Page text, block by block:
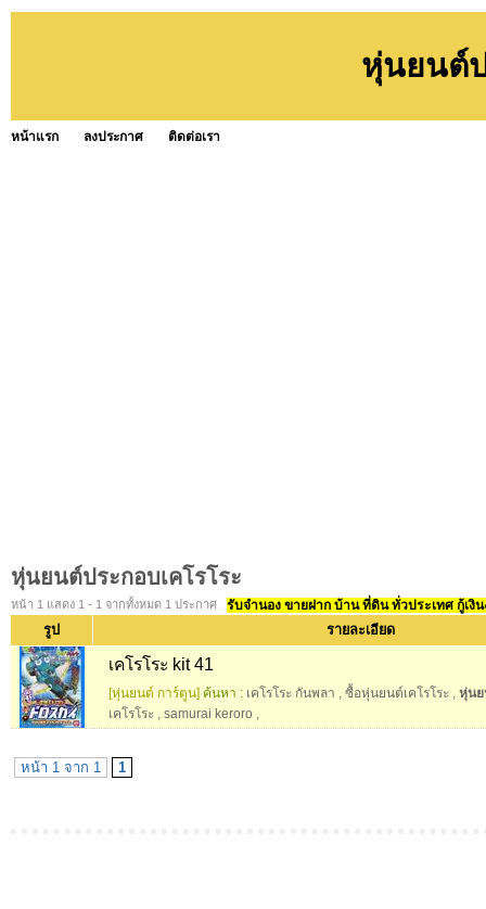
หุ่นยนต์ป
หน้าแรก ลงประกาศ ติดต่อเรา
หุ่นยนต์ประกอบเคโรโระ
หน้า 1 แสดง 1 - 1 จากทั้งหมด 1 ประกาศ รับจำนอง ขายฝาก บ้าน ที่ดิน ทั่วประเทศ กู้เงิ
รูป รายละเอียด
เคโรโระ kit 41
[หุ่นยนต์ การ์ตูน] ค้นหา : เคโรโระ กันพลา ซื้อหุ่นยนต์เคโรโระ
หุ่นย
เคโรโระ
samurai keroro
หน้า 1 จาก 1 1